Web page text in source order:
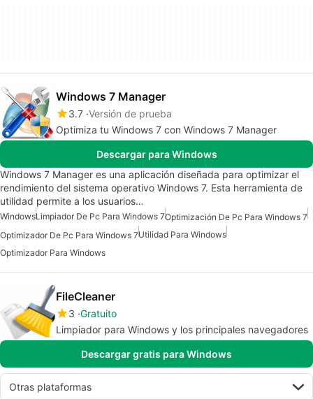
Windows 7 Manager
3.7 Versión de prueba
Optimiza tu Windows 7 con Windows 7 Manager
Descargar para Windows
Windows 7 Manager es una aplicación diseñada para optimizar el
rendimiento del sistema operativo Windows 7. Esta herramienta de
utilidad permite a los usuarios…
WindowsLimpiador De Pc Para Windows 7Optimización De Pc Para Windows 7
Optimizador De Pc Para Windows 7Utilidad Para Windows
Optimizador Para Windows
FileCleaner
3 Gratuito
Limpiador para Windows y los principales navegadores
Descargar gratis para Windows
Otras plataformas